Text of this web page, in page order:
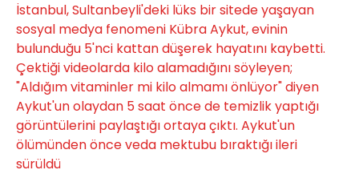
İstanbul, Sultanbeyli'deki lüks bir sitede yaşayan
sosyal medya fenomeni Kübra Aykut, evinin
bulunduğu 5'nci kattan düşerek hayatını kaybetti.
Çektiği videolarda kilo alamadığını söyleyen;
"Aldığım vitaminler mi kilo almamı önlüyor" diyen
Aykut'un olaydan 5 saat önce de temizlik yaptığı
görüntülerini paylaştığı ortaya çıktı. Aykut'un
ölümünden önce veda mektubu bıraktığı ileri
sürüldü